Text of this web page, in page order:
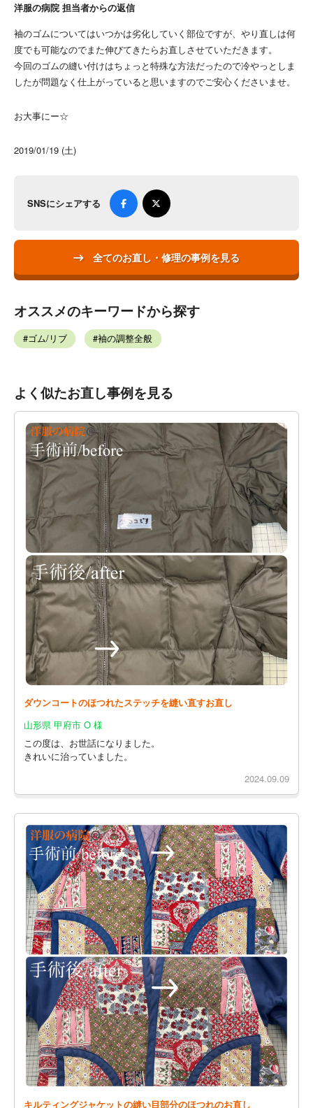
洋服の病院 担当者からの返信
袖のゴムについてはいつかは劣化していく部位ですが、やり直しは何
度でも可能なのでまた伸びてきたらお直しさせていただきます。
今回のゴムの縫い付けはちょっと特殊な方法だったので冷やっとしま
したが問題なく仕上がっていると思いますのでご安心くださいませ。
お大事にー☆
2019/01/19 (土)
SNSにシェアする
全てのお直し・修理の事例を見る
オススメのキーワードから探す
ゴム/リブ 袖の調整全般
よく似たお直し事例を見る
ダウンコートのほつれたステッチを縫い直すお直し
山形県 甲府市 O 様
この度は、お世話になりました。
きれいに治っていました。
2024.09.09
キルティングジャケットの縫い目部分のほつれのお直し